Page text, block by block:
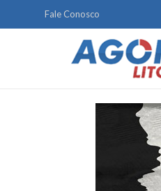
Fale Conosco